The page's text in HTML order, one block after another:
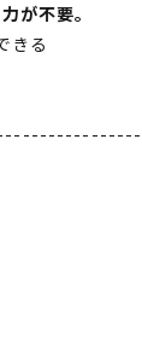
が不要。
きる